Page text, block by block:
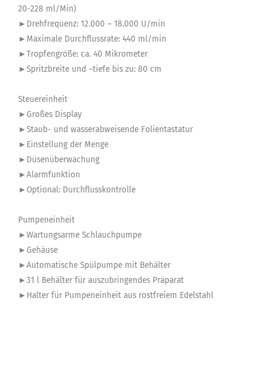
20-228 ml/Min)
►Drehfrequenz: 12.000 – 18.000 U/min
►Maximale Durchflussrate: 440 ml/min
►Tropfengröße: ca. 40 Mikrometer
►Spritzbreite und –tiefe bis zu: 80 cm
Steuereinheit
►Großes Display
►Staub- und wasserabweisende Folientastatur
►Einstellung der Menge
►Düsenüberwachung
►Alarmfunktion
►Optional: Durchflusskontrolle
Pumpeneinheit
►Wartungsarme Schlauchpumpe
►Gehäuse
►Automatische Spülpumpe mit Behälter
►31 l Behälter für auszubringendes Präparat
►Halter für Pumpeneinheit aus rostfreiem Edelstahl